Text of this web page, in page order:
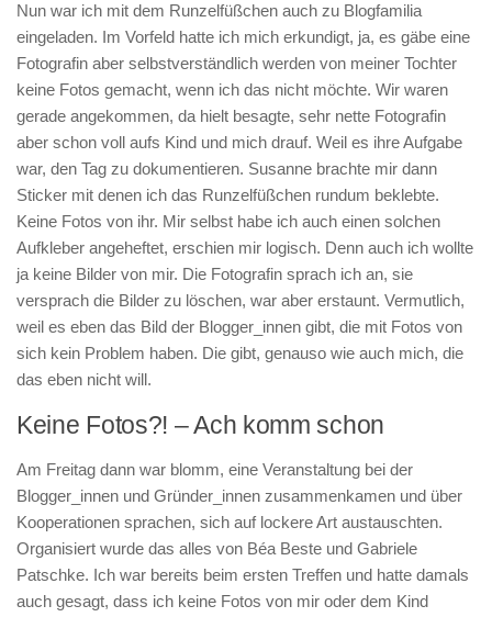
Nun war ich mit dem Runzelfüßchen auch zu Blogfamilia
eingeladen. Im Vorfeld hatte ich mich erkundigt, ja, es gäbe eine
Fotografin aber selbstverständlich werden von meiner Tochter
keine Fotos gemacht, wenn ich das nicht möchte. Wir waren
gerade angekommen, da hielt besagte, sehr nette Fotografin
aber schon voll aufs Kind und mich drauf. Weil es ihre Aufgabe
war, den Tag zu dokumentieren. Susanne brachte mir dann
Sticker mit denen ich das Runzelfüßchen rundum beklebte.
Keine Fotos von ihr. Mir selbst habe ich auch einen solchen
Aufkleber angeheftet, erschien mir logisch. Denn auch ich wollte
ja keine Bilder von mir. Die Fotografin sprach ich an, sie
versprach die Bilder zu löschen, war aber erstaunt. Vermutlich,
weil es eben das Bild der Blogger_innen gibt, die mit Fotos von
sich kein Problem haben. Die gibt, genauso wie auch mich, die
das eben nicht will.
Keine Fotos?! – Ach komm schon
Am Freitag dann war blomm, eine Veranstaltung bei der
Blogger_innen und Gründer_innen zusammenkamen und über
Kooperationen sprachen, sich auf lockere Art austauschten.
Organisiert wurde das alles von Béa Beste und Gabriele
Patschke. Ich war bereits beim ersten Treffen und hatte damals
auch gesagt, dass ich keine Fotos von mir oder dem Kind